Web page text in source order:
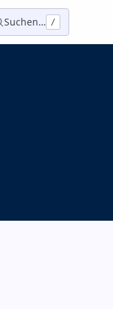
Suchen… /